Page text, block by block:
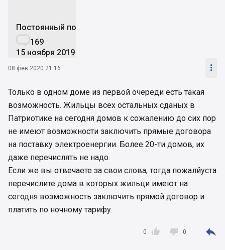
Постоянный пользователь
169
15 ноября 2019
08 фев 2020 21:16 
Только в одном доме из первой очереди есть такая
возможность. Жильцы всех остальных сданых в
Патриотике на сегодня домов к сожалению до сих пор
не имеют возможности заключить прямые договора
на поставку электроенергии. Более 20-ти домов, их
даже перечислять не надо.
Если же вы отвечаете за свои слова, тогда пожалйуста
перечислите дома в которых жильци имеют на
сегодня возможность заключить прямой договор и
платить по ночному тарифу.

0  0 